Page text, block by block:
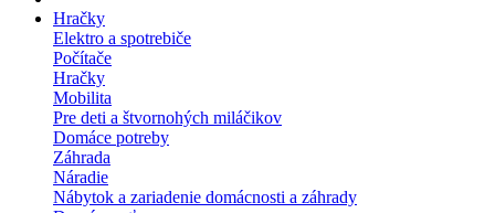
Hračky
Elektro a spotrebiče
Počítače
Hračky
Mobilita
Pre deti a štvornohých miláčikov
Domáce potreby
Záhrada
Náradie
Nábytok a zariadenie domácnosti a záhrady